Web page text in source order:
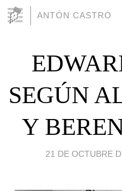
ANTÓN CASTRO
SEGÚN
Y
21 DE OCTUBRE